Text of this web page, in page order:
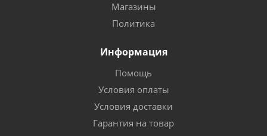
Магазины
Политика
Информация
Помощь
Условия оплаты
Условия доставки
Гарантия на товар